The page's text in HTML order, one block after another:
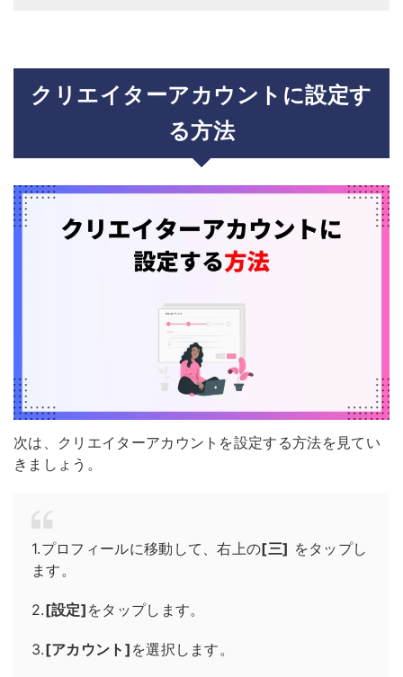
クリエイターアカウントに設定す
る方法
次は、クリエイターアカウントを設定する方法を見てい
きましょう。
1.プロフィールに移動して、右上の[三] をタップし
ます。
2.[設定] をタップします。
3.[アカウント] を選択します。